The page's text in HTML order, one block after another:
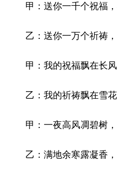
甲：送你一千个祝福
乙：送你一万个祈祷
甲：我的祝福飘在长
乙：我的祈祷飘在雪
甲：一夜高风凋碧树
乙：满地余寒露凝香